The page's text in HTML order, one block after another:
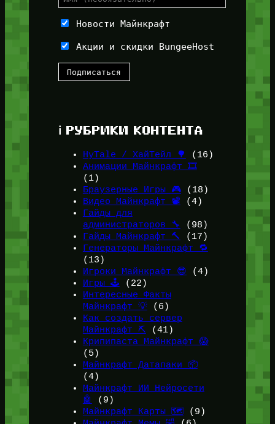
Новости Майнкрафт
Акции и скидки BungeeHost
ℹ️ РУБРИКИ КОНТЕНТА
HyTale / ХайТейл 🌳
(16)
Анимации Майнкрафт 🎞️
(1)
Браузерные Игры 🎮(18)
Видео Майнкрафт 📽️ (4)
Гайды для
администраторов 🔧
(98)
Гайды Майнкрафт 🔨
(17)
Генераторы Майнкрафт 🔁
(13)
Игроки Майнкрафт 😎 (4)
Игры 🕹️ (22)
Интересные Факты
Майнкрафт 💡(6)
Как создать сервер
Майнкрафт ⛏️ (41)
Крипипаста Майнкрафт 😱
(5)
Майнкрафт Датапаки 📦
(4)
Майнкрафт ИИ Нейросети
🤖
(9)
Майнкрафт Карты 🗺️(9)